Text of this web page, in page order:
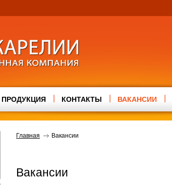
ПРОДУКЦИЯ КОНТАКТЫ ВАКАНСИИ
Главная Вакансии
Вакансии